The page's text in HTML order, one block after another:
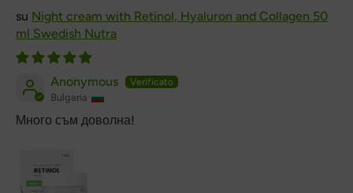
Night cream with Retinol, Hyaluron and Collagen 50
ml Swedish Nutra
Anonymous
Bulgaria
Много съм доволна!